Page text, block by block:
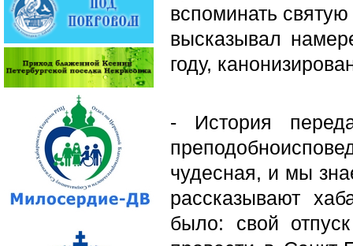
вспоминать
высказывал
году,
- История
чудесная, и мы
рассказывают
было: свой